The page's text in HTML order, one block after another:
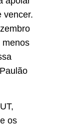
vencer.
menos
os